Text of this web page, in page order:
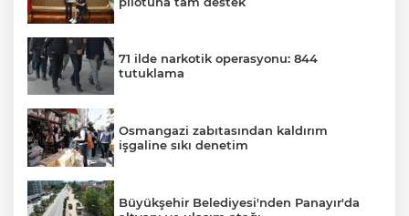
71 ilde narkotik operasyonu: 844
tutuklama
Osmangazi zabıtasından kaldırım
işgaline sıkı denetim
Büyükşehir Belediyesi'nden Panayır'da